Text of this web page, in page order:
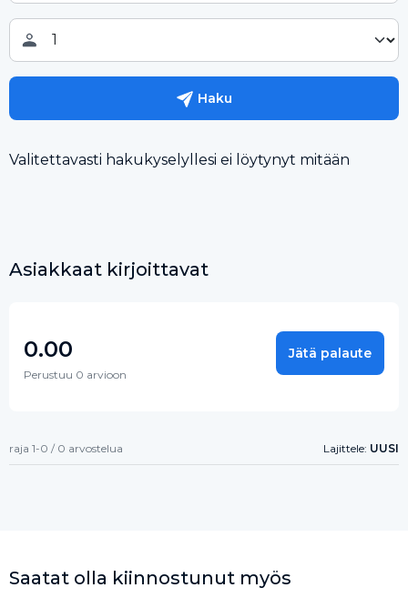
Haku
Valitettavasti hakukyselyllesi ei löytynyt mitään
Asiakkaat kirjoittavat
0.00
Perustuu 0 arvioon
Jätä palaute
raja 1-0 / 0 arvostelua Lajittele: UUSI
Saatat olla kiinnostunut myös